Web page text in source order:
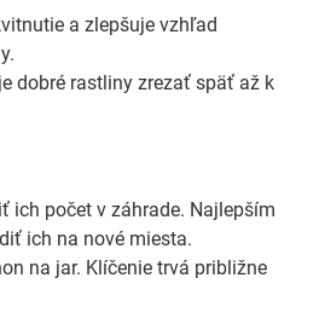
a zlepšuje vzhľad
dobré rastliny zrezať späť až k
ich počet v záhrade. Najlepším
ich na nové miesta.
na jar. Klíčenie trvá približne